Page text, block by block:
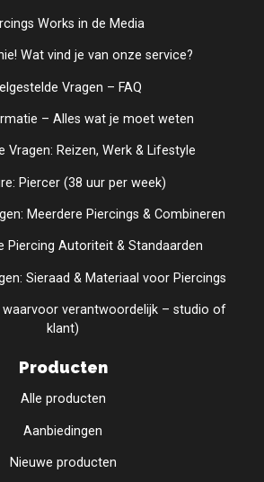
Works in de Media
Wat vind je van onze service?
Vragen – FAQ
– Alles wat je moet weten
Vragen: Reizen, Werk & Lifestyle
Piercer (38 uur per week)
Meerdere Piercings & Combineren
Piercing Autoriteit & Standaarden
Sieraad & Materiaal voor Piercings
waarvoor verantwoordelijk – studio of
klant)
Producten
Alle producten
Aanbiedingen
Nieuwe producten